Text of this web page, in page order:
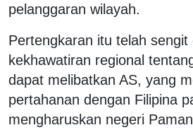
pelanggaran wilayah.
Pertengkaran itu telah sengit
kekhawatiran regional
dapat melibatkan AS, yang
pertahanan dengan Filipina
mengharuskan negeri